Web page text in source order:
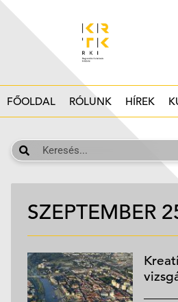
FŐOLDAL RÓLUNK HÍREK
SZEPTEMBER